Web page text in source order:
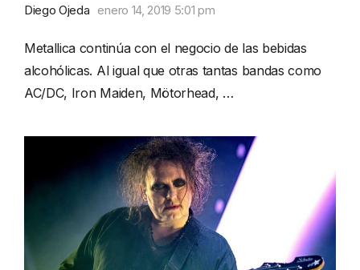
Diego Ojeda enero 14, 2019 5:01 pm
Metallica continúa con el negocio de las bebidas
alcohólicas. Al igual que otras tantas bandas como
AC/DC, Iron Maiden, Mötorhead, …